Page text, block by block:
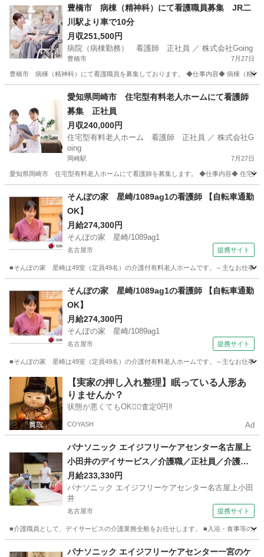
豊橋市 病棟（精神科）にて看護職員募集 JR二
川駅より車で10分
月収251,500円
病院（病棟勤務） 看護師 正社員 ／ 株式会社Going
豊橋市 7月27日
豊橋市 病棟（精神科）にて看護職員を募集しております。 ◆仕事内容◆ 病棟（精神
看護師 業務
愛知県岡崎市 住宅型有料老人ホームにて看護師
募集 正社員
月収240,000円
住宅型有料老人ホーム 看護師 正社員 ／ 株式会社G
oing
岡崎駅 7月27日
愛知県岡崎市 住宅型有料老人ホームにて看護師を募集します。 ◆仕事内容◆ 住宅型
岡崎駅 看護師
そんぽの家 星崎/1089ag1の看護師 【自転車通勤
OK】
月給274,300円
そんぽの家 星崎/1089ag1
名古屋市 提携サイト
■そんぽの家 星崎は49室（定員49名）の介護付有料老人ホームです。～主なお仕事
看護師
そんぽの家 星崎/1089ag1の看護師 【自転車通勤
OK】
月給274,300円
そんぽの家 星崎/1089ag1
名古屋市 提携サイト
■そんぽの家 星崎は49室（定員49名）の介護付有料老人ホームです。～主なお仕事
愛知 名古屋市 看護師
【実家の押し入れ整理】眠っている人形あ
りませんか？
状態が悪くてもOK🙆‍♀️査定0円‼️
COYASH Ad
パナソニック エイジフリーケアセンター名古屋上
小田井のデイサービス／介護職／正社員／介護福
祉士 【交通費支給】
月給233,330円
パナソニック エイジフリーケアセンター名古屋上小田
井
名古屋市 提携サイト
■介護職員として、デイサービスの介護業務全般をお任せします。 ■入浴・食事等の
ホームヘルパー
パナソニック エイジフリーケアセンター一宮のケ